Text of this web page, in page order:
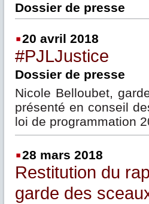
Dossier de presse
20 avril 2018
#PJLJustice
Dossier de presse
Nicole Belloubet,
présenté en conseil
loi de programmation
28 mars 2018
Restitution du
garde des